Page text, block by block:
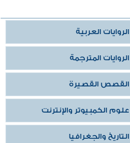
الروايات العربية
الروايات المترجمة
القصص القصيرة
علوم الكمبيوتر والإنترنت
التاريخ والجغرافيا